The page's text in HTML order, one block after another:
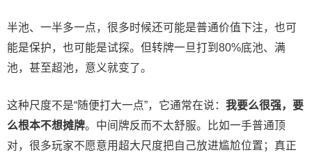
半池、一半多一点，很多时候还可能是普通价值下注，也可
能是保护，也可能是试探。但转牌一旦打到80%底池、满
池，甚至超池，意义就变了。
这种尺度不是“随便打大一点”，它通常在说： 我要么很强，要
么根本不想摊牌。中间牌反而不太舒服。比如一手普通顶
对，很多玩家不愿意用超大尺度把自己放进尴尬位置；真正